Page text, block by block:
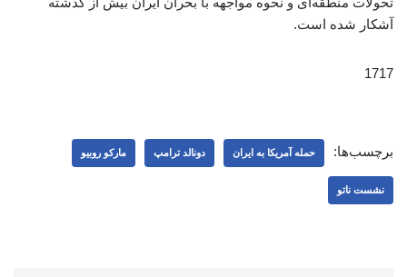
آشکار شده است.
1717
برچسب‌ها: حمله آمریکا به ایران دونالد ترامپ مارکو روبیو
نشست ناتو